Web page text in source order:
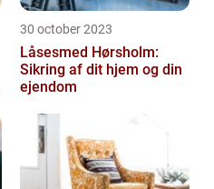
30 october 2023
Låsesmed Hørsholm:
Sikring af dit hjem og din
ejendom